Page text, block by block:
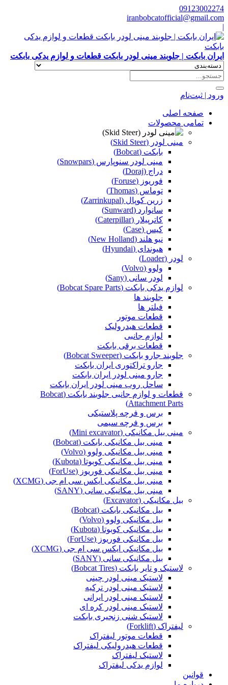
09123002274
iranbobcatofficial@gmail.com
|
ایران بابکت | جلوبند مینی لودر بابکت قطعات و لوازم یدکی بابکت
ورود | ثبت‌نام
صفحه اصلی
تمامی محصولات
مینی لودر (Skid Steer)
بابکت (Bobcat)
مینی لودر سنوپارس (Snowpars)
دراج (Doraj)
فوریوز (Foruse)
توماس (Thomas)
زرین کوپال (Zarrinkupal)
سانوارد (Sunward)
کاترپیلار (Caterpillar)
کیس (Case)
نیو هلند (New Holland)
هیوندای (Hyundai)
لودر (Loader)
ولوو (Volvo)
لودر سانی (Sany)
لوازم یدکی بابکت (Bobcat Spare Parts)
جلوبند ها
فیلتر ها
قطعات موتور
قطعات هیدرولیک
لوازم جانبی
قطعات برقی بابکت
جلوبند جارو بابکت (Bobcat Sweeper)
جارو تراکتوری ایران بابکت
جارو مینی لودر ایران بابکت
ساحل روب مینی لودر ایران بابکت
قطعات و لوازم جانبی جلوبند بابکت (Bobcat
Attachment Parts)
برس و فرچه پلاستیکی
برس و فرچه سیمی
مینی بیل مکانیکی (Mini excavator)
مینی بیل مکانیکی بابکت (Bobcat)
مینی بیل مکانیکی ولوو (Volvo)
مینی بیل مکانیکی کوبوتا (Kubota)
مینی بیل مکانیکی فوریوز (ForUse)
مینی بیل مکانیکی ایکس سی ام جی (XCMG)
مینی بیل مکانیکی سانی (SANY)
بیل مکانیکی (Excavator)
بیل مکانیکی بابکت (Bobcat)
بیل مکانیکی ولوو (Volvo)
بیل مکانیکی کوبوتا (Kubota)
بیل مکانیکی فوریوز (ForUse)
بیل مکانیکی ایکس سی ام جی (XCMG)
بیل مکانیکی سانی (SANY)
لاستیک و تایر بابکت (Bobcat Tires)
لاستیک مینی لودر چینی
لاستیک مینی لودر ترکیه
لاستیک مینی لودر ایرانی
لاستیک مینی لودر کره ای
لاستیک شنی زنجیری بابکت
لیفتراک (Forklift)
قطعات موتور لیفتراک
قطعات هیدرولیکی لیفتراک
لاستیک لیفتراک
لوازم یدکی لیفتراک
قوانین